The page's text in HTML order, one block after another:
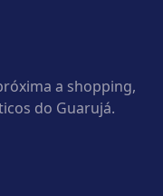
a shopping,
do Guarujá.